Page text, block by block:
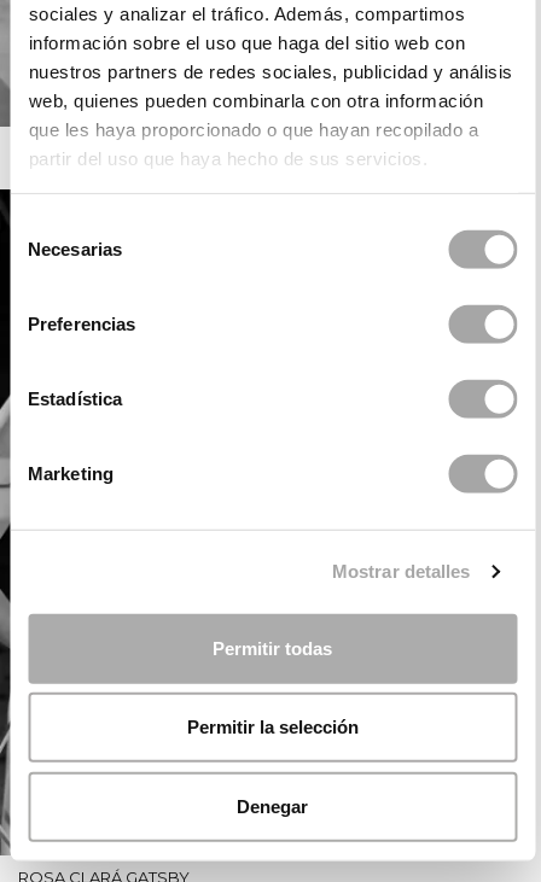
sociales y analizar el tráfico. Además, compartimos
información sobre el uso que haga del sitio web con
nuestros partners de redes sociales, publicidad y análisis
web, quienes pueden combinarla con otra información
que les haya proporcionado o que hayan recopilado a
partir del uso que haya hecho de sus servicios.
Selección
Necesarias
Preferencias
Estadística
Marketing
Mostrar detalles
Permitir todas
Permitir la selección
Denegar
ROSA CLARÁ SOFT
ROSA CLARÁ GATSBY